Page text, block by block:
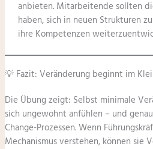
anbieten. Mitarbeitende sollten
haben, sich in neuen Strukturen
ihre Kompetenzen
💡 Fazit: Veränderung beginnt im
Die Übung zeigt: Selbst minimale
sich ungewohnt anfühlen – und
Change-Prozessen. Wenn
Mechanismus verstehen, können sie